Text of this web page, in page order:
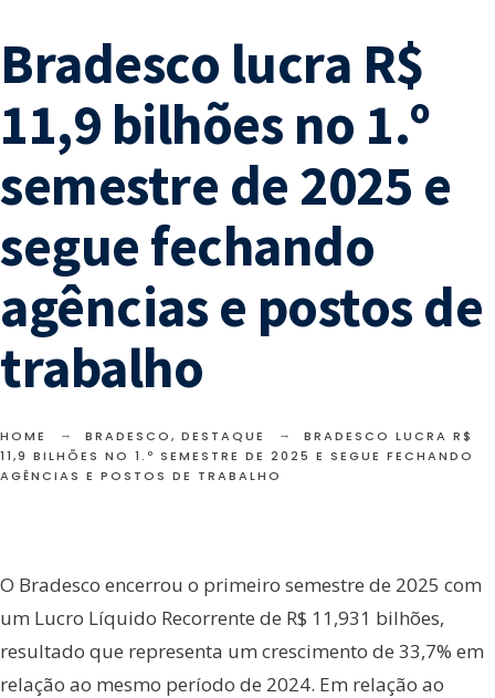
Bradesco lucra R$
11,9 bilhões no 1.º
semestre de 2025 e
segue fechando
agências e postos de
trabalho
HOME BRADESCO, DESTAQUE
BRADESCO LUCRA R$
11,9 BILHÕES NO 1.º SEMESTRE DE 2025 E SEGUE FECHANDO
AGÊNCIAS E POSTOS DE TRABALHO
O Bradesco encerrou o primeiro semestre de 2025 com
um Lucro Líquido Recorrente de R$ 11,931 bilhões,
resultado que representa um crescimento de 33,7% em
relação ao mesmo período de 2024. Em relação ao